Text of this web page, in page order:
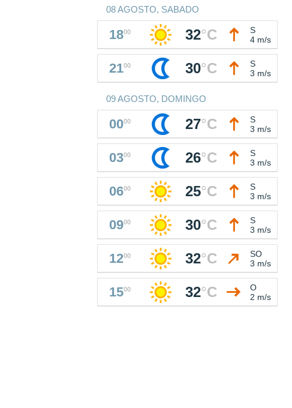
08 AGOSTO, SABADO
1800 32°C
S
4 m/s
2100 30°C
S
3 m/s
09 AGOSTO, DOMINGO
0000 27°C
S
3 m/s
0300 26°C
S
3 m/s
0600 25°C
S
3 m/s
0900 30°C
S
3 m/s
1200 32°C
SO
3 m/s
1500 32°C
O
2 m/s